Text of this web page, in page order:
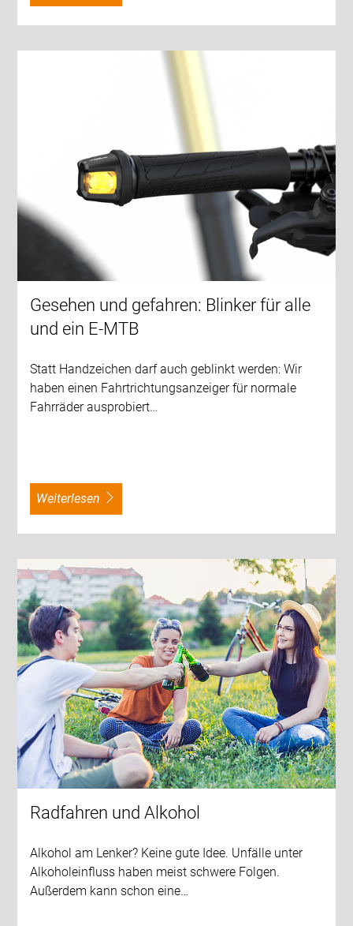
Gesehen und gefahren: Blinker für alle
und ein E-MTB
Statt Handzeichen darf auch geblinkt werden: Wir
haben einen Fahrtrichtungsanzeiger für normale
Fahrräder ausprobiert…
weiterlesen
Radfahren und Alkohol
Alkohol am Lenker? Keine gute Idee. Unfälle unter
Alkoholeinfluss haben meist schwere Folgen.
Außerdem kann schon eine…